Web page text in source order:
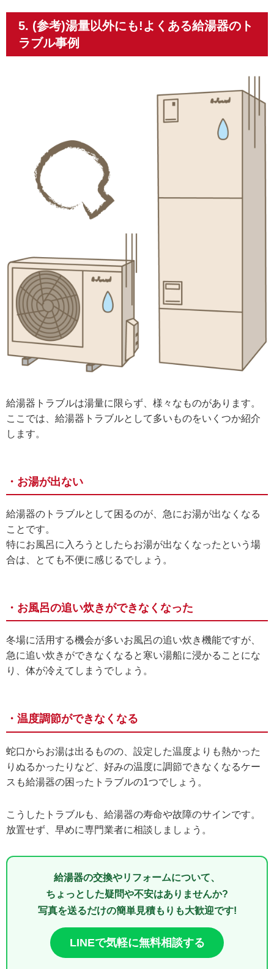
5. (参考)湯量以外にも!よくある給湯器のト
ラブル事例
給湯器トラブルは湯量に限らず、様々なものがあります。
ここでは、給湯器トラブルとして多いものをいくつか紹介
します。
・お湯が出ない
給湯器のトラブルとして困るのが、急にお湯が出なくなる
ことです。
特にお風呂に入ろうとしたらお湯が出なくなったという場
合は、とても不便に感じるでしょう。
・お風呂の追い炊きができなくなった
冬場に活用する機会が多いお風呂の追い炊き機能ですが、
急に追い炊きができなくなると寒い湯船に浸かることにな
り、体が冷えてしまうでしょう。
・温度調節ができなくなる
蛇口からお湯は出るものの、設定した温度よりも熱かった
りぬるかったりなど、好みの温度に調節できなくなるケー
スも給湯器の困ったトラブルの1つでしょう。
こうしたトラブルも、給湯器の寿命や故障のサインです。
放置せず、早めに専門業者に相談しましょう。
給湯器の交換やリフォームについて、
ちょっとした疑問や不安はありませんか?
写真を送るだけの簡単見積もりも大歓迎です!
LINEで気軽に無料相談する